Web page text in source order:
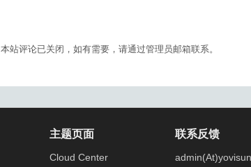
本站评论已关闭，如有需要，请通过管理员邮箱联系。
主题页面
Cloud Center
联系反馈